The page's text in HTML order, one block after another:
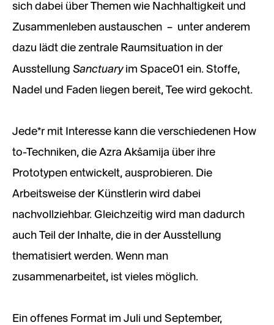
sich dabei über Themen wie Nachhaltigkeit und
Zusammenleben austauschen – unter anderem
dazu lädt die zentrale Raumsituation in der
Ausstellung Sanctuaryim Space01 ein. Stoffe,
Nadel und Faden liegen bereit, Tee wird gekocht.
Jede*r mit Interesse kann die verschiedenen How
to-Techniken, die Azra Akšamija über ihre
Prototypen entwickelt, ausprobieren. Die
Arbeitsweise der Künstlerin wird dabei
nachvollziehbar. Gleichzeitig wird man dadurch
auch Teil der Inhalte, die in der Ausstellung
thematisiert werden. Wenn man
zusammenarbeitet, ist vieles möglich.
Ein offenes Format im Juli und September,